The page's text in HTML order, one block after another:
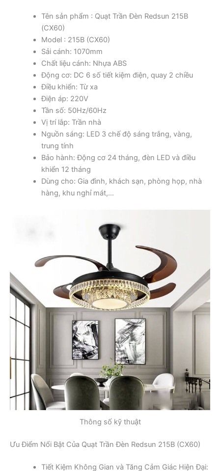
Tên sản phẩm : Quạt Trần Đèn Redsun 215B
(CX60)
Model : 215B (CX60)
Sải cánh: 1070mm
Chất liệu cánh: Nhựa ABS
Động cơ: DC 6 số tiết kiệm điện, quay 2 chiều
Điều khiển: Từ xa
Điện áp: 220V
Tần số: 50Hz/60Hz
Vị trí lắp: Trần nhà
Nguồn sáng: LED 3 chế độ sáng trắng, vàng,
trung tính
Bảo hành: Động cơ 24 tháng, đèn LED và điều
khiển 12 tháng
Dùng cho: Gia đình, khách sạn, phòng họp, nhà
hàng, khu nghỉ mát,…
Thông số kỹ thuật
Ưu Điểm Nổi Bật Của Quạt Trần Đèn Redsun 215B (CX60)
Tiết Kiệm Không Gian và Tăng Cảm Giác Hiện Đại: